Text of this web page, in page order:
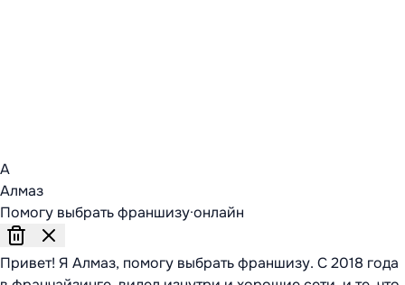
А
Алмаз
Помогу выбрать франшизу·онлайн
Привет! Я Алмаз, помогу выбрать франшизу. С 2018 года